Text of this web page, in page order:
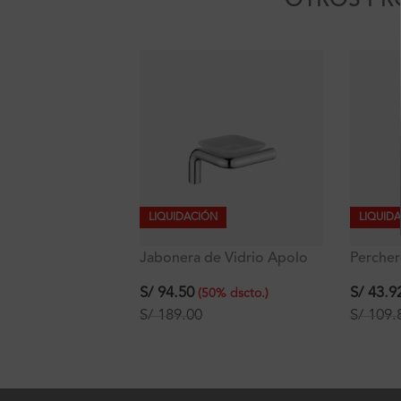
LIQUIDACIÓN
Jabonera de Vidrio Apolo
S/94.50 (50% dscto.)
S/189.00
S/
S/